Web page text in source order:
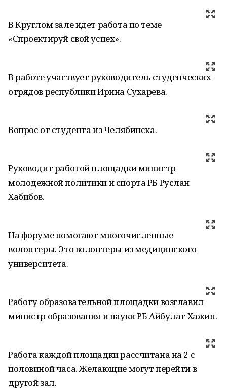
В Круглом зале идет работа по теме
«Спроектируй свой успех».
В работе участвует руководитель студенческих
отрядов республики Ирина Сухарева.
Вопрос от студента из Челябинска.
Руководит работой площадки министр
молодежной политики и спорта РБ Руслан
Хабибов.
На форуме помогают многочисленные
волонтеры. Это волонтеры из медицинского
университета.
Работу образовательной площадки возглавил
министр образования и науки РБ Айбулат Хажин.
Работа каждой площадки рассчитана на 2 с
половиной часа. Желающие могут перейти в
другой зал.